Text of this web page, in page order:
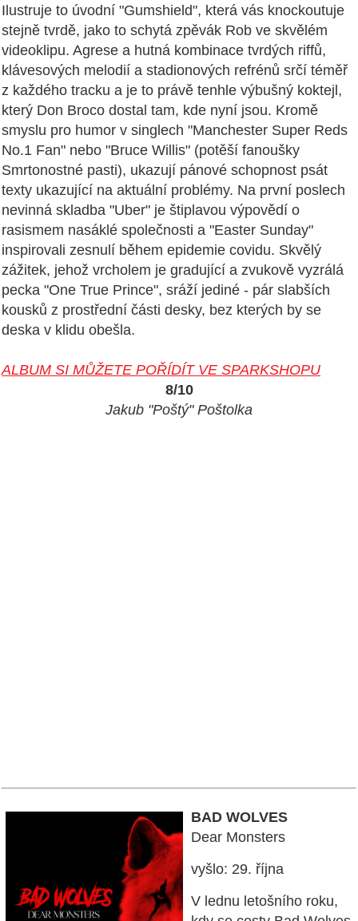
Ilustruje to úvodní "Gumshield", která vás knockoutuje
stejně tvrdě, jako to schytá zpěvák Rob ve skvělém
videoklipu. Agrese a hutná kombinace tvrdých riffů,
klávesových melodií a stadionových refrénů srčí téměř
z každého tracku a je to právě tenhle výbušný koktejl,
který Don Broco dostal tam, kde nyní jsou. Kromě
smyslu pro humor v singlech "Manchester Super Reds
No.1 Fan" nebo "Bruce Willis" (potěší fanoušky
Smrtonostné pasti), ukazují pánové schopnost psát
texty ukazující na aktuální problémy. Na první poslech
nevinná skladba "Uber" je štiplavou výpovědí o
rasismem nasáklé společnosti a "Easter Sunday"
inspirovali zesnulí během epidemie covidu. Skvělý
zážitek, jehož vrcholem je gradující a zvukově vyzrálá
pecka "One True Prince", sráží jediné - pár slabších
kousků z prostřední části desky, bez kterých by se
deska v klidu obešla.
ALBUM SI MŮŽETE POŘÍDÍT VE SPARKSHOPU
8/10
Jakub "Poštý" Poštolka
BAD WOLVES
Dear Monsters
vyšlo: 29. října
V lednu letošního roku,